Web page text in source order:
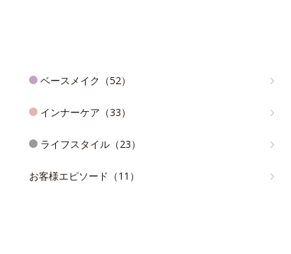
ベースメイク（52）
インナーケア（33）
ライフスタイル（23）
お客様エピソード（11）